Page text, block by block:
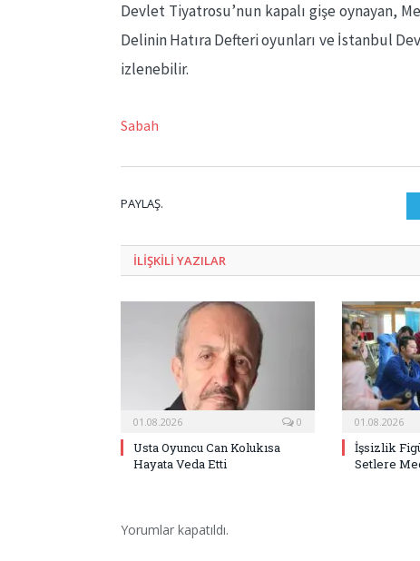
Devlet Tiyatrosu’nun kapalı gişe oynayan,
Delinin Hatıra Defteri oyunları ve İstanbul
izlenebilir.
Sabah
PAYLAŞ.
ILIŞKILI YAZILAR
01.08.2026 0
Usta Oyuncu Can Kolukısa
Hayata Veda Etti
01.08.2026
İşsizlik
Setlere
Yorumlar kapatıldı.